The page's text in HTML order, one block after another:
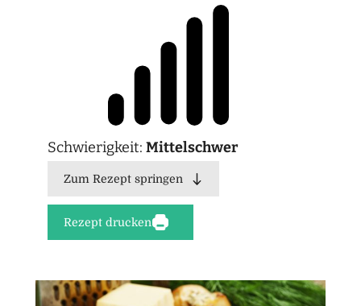
Schwierigkeit: Mittelschwer
Zum Rezept springen
Rezept drucken